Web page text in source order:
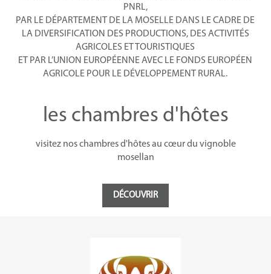
PNRL,
PAR LE DÉPARTEMENT DE LA MOSELLE DANS LE CADRE DE
LA DIVERSIFICATION DES PRODUCTIONS, DES ACTIVITÉS
AGRICOLES ET TOURISTIQUES
ET PAR L’UNION EUROPÉENNE AVEC LE FONDS EUROPÉEN
AGRICOLE POUR LE DÉVELOPPEMENT RURAL.
les chambres d'hôtes
visitez nos chambres d'hôtes au cœur du vignoble
mosellan
DÉCOUVRIR